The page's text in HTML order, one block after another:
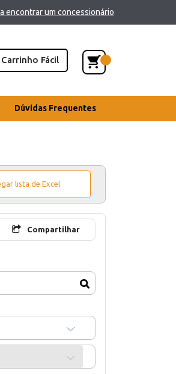
encontrar um concessionário
Carrinho Fácil
Dúvidas Frequentes
lista de Excel
Compartilhar